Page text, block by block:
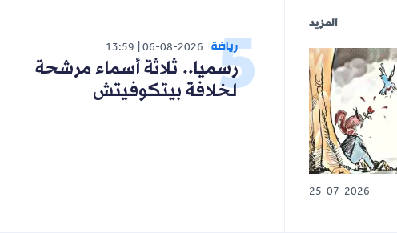
المزيد
25-07-2026
رياضة 06-08-2026
13:59
رسميا.. ثلاثة أسماء مرشحة
لخلافة بيتكوفيتش